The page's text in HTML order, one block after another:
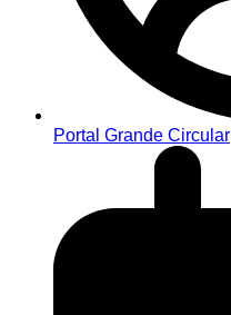
Portal Grande Circular